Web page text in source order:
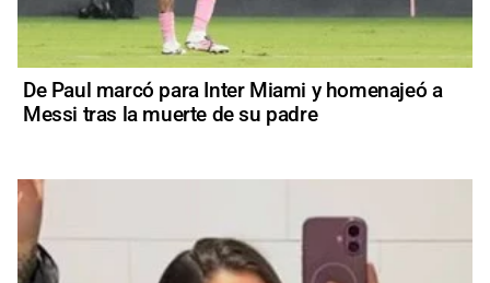
De Paul marcó para Inter Miami y homenajeó a
Messi tras la muerte de su padre